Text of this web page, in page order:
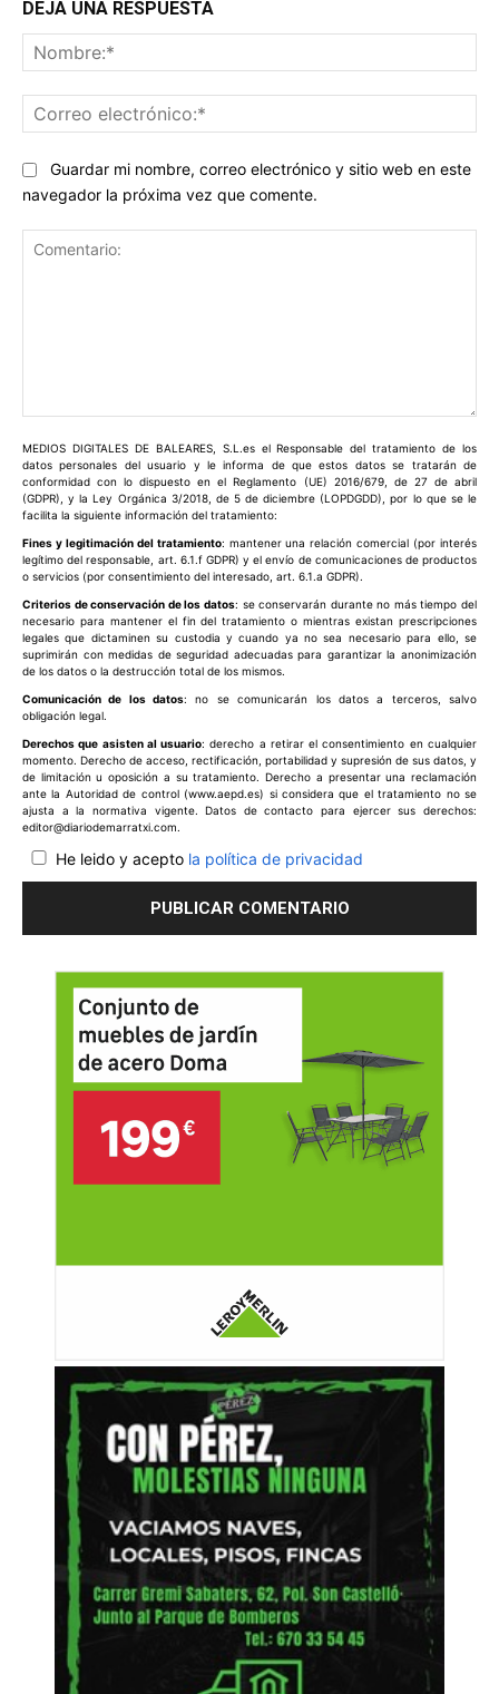
DEJA UNA RESPUESTA
Guardar mi nombre, correo electrónico y sitio web en este
navegador la próxima vez que comente.
MEDIOS DIGITALES DE BALEARES, S.L.es el Responsable del tratamiento de los
datos personales del usuario y le informa de que estos datos se tratarán de
conformidad con lo dispuesto en el Reglamento (UE) 2016/679, de 27 de abril
(GDPR), y la Ley Orgánica 3/2018, de 5 de diciembre (LOPDGDD), por lo que se le
facilita la siguiente información del tratamiento:
Fines y legitimación del tratamiento: mantener una relación comercial (por interés
legítimo del responsable, art. 6.1.f GDPR) y el envío de comunicaciones de productos
o servicios (por consentimiento del interesado, art. 6.1.a GDPR).
Criterios de conservación de los datos: se conservarán durante no más tiempo del
necesario para mantener el fin del tratamiento o mientras existan prescripciones
legales que dictaminen su custodia y cuando ya no sea necesario para ello, se
suprimirán con medidas de seguridad adecuadas para garantizar la anonimización
de los datos o la destrucción total de los mismos.
Comunicación de los datos: no se comunicarán los datos a terceros, salvo
obligación legal.
Derechos que asisten al usuario: derecho a retirar el consentimiento en cualquier
momento. Derecho de acceso, rectificación, portabilidad y supresión de sus datos, y
de limitación u oposición a su tratamiento. Derecho a presentar una reclamación
ante la Autoridad de control (www.aepd.es) si considera que el tratamiento no se
ajusta a la normativa vigente. Datos de contacto para ejercer sus derechos:
editor@diariodemarratxi.com.
He leido y acepto la política de privacidad